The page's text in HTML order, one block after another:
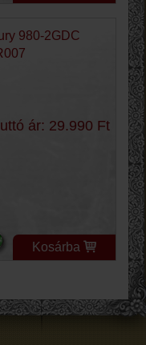
980-2GDC
ár: 29.990 Ft
Kosárba